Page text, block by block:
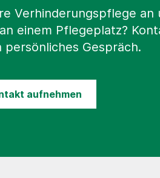
Verhinderungspflege an
einem Pflegeplatz?
Gespräch.
aufnehmen